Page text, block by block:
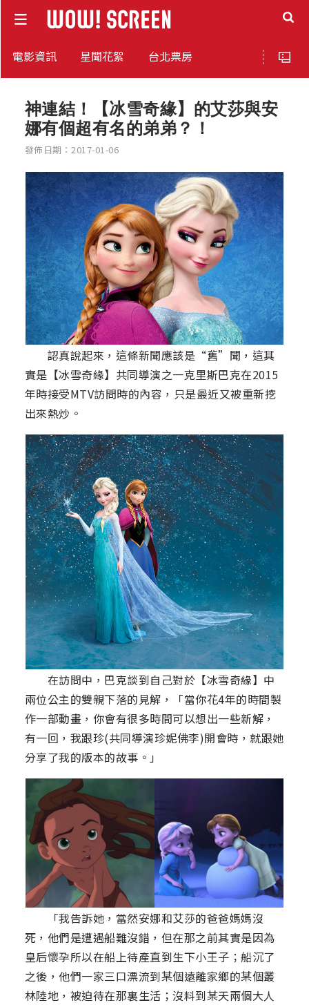
電影資訊 星聞花絮 台北票房
神連結！【冰雪奇緣】的艾莎與安
娜有個超有名的弟弟？！
發佈日期：2017-01-06
認真說起來，這條新聞應該是“舊”聞，這其
實是【冰雪奇緣】共同導演之一克里斯巴克在2015
年時接受MTV訪問時的內容，只是最近又被重新挖
出來熱炒。
在訪問中，巴克談到自己對於【冰雪奇緣】中
兩位公主的雙親下落的見解，「當你花4年的時間製
作一部動畫，你會有很多時間可以想出一些新解，
有一回，我跟珍(共同導演珍妮佛李)開會時，就跟她
分享了我的版本的故事。」
「我告訴她，當然安娜和艾莎的爸爸媽媽沒
死，他們是遭遇船難沒錯，但在那之前其實是因為
皇后懷孕所以在船上待產直到生下小王子；船沉了
之後，他們一家三口漂流到某個遠離家鄉的某個叢
林陸地，被迫待在那裏生活；沒料到某天兩個大人